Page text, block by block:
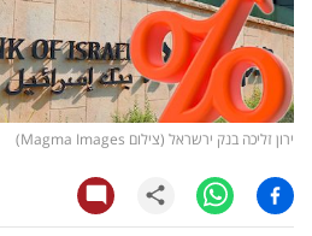
עסקית
קריפטו
ויראלי
טלוויזיה
ירון זליכה בנק ירשראל (צילום Magma Images)